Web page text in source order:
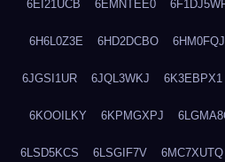
6EI21UCB 6EMNTEE0
6H6L0Z3E 6HD2DCBO
6JGSI1UR 6JQL3WKJ 6K3EBPX1
6KOOILKY 6KPMGXPJ
6LSD5KCS 6LSGIF7V 6MC7XUTQ